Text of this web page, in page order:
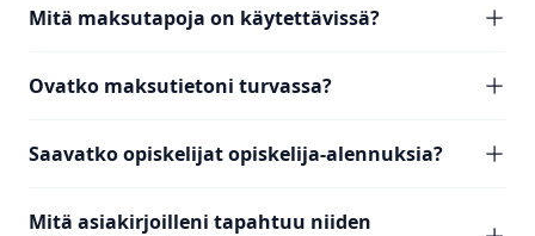
Mitä maksutapoja on käytettävissä?
Ovatko maksutietoni turvassa?
Saavatko opiskelijat opiskelija-alennuksia?
Mitä asiakirjoilleni tapahtuu niiden